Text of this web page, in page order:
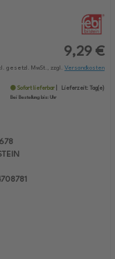
9,29 €
gesetzl. MwSt., zzgl. Versandkosten
Sofort lieferbar Lieferzeit:
Tag(e)
Bei Bestellung bis: Uhr